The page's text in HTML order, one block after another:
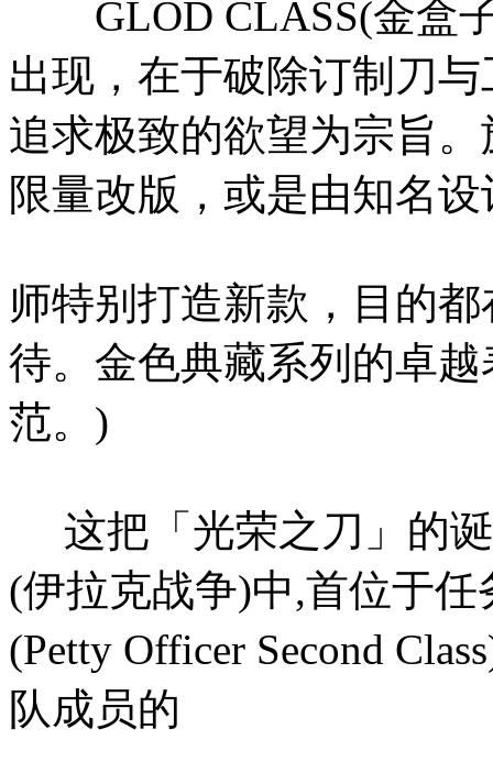
GLOD CLASS(金盒子
出现，在于破除订制刀
追求极致的欲望为宗旨
限量改版，或是由知名设
师特别打造新款，目的
待。金色典藏系列的卓
范。)
这把「光荣之刀」的
(伊拉克战争)中,首位于
(Petty Officer Second
队成员的